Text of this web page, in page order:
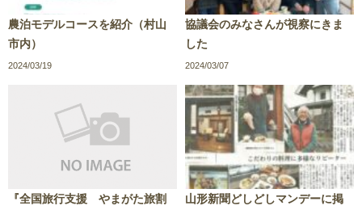
農泊モデルコースを紹介（村山
市内）
2024/03/19
協議会のみなさんが視察にきま
した
2024/03/07
『全国旅行支援 やまがた旅割
山形新聞どしどしマンデーに掲